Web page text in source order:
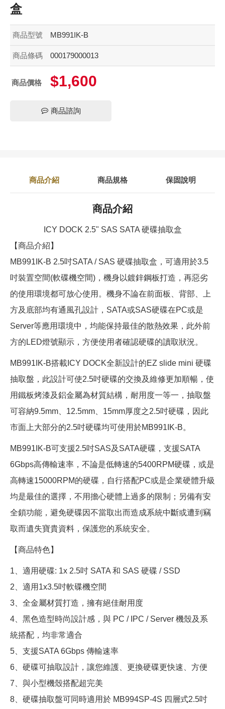
盒
商品型號 MB991IK-B
商品條碼 000179000013
商品價格 $1,600
商品諮詢
商品介紹 商品規格 保固說明
商品介紹
ICY DOCK 2.5" SAS SATA 硬碟抽取盒
【商品介紹】
MB991IK-B 2.5吋SATA / SAS 硬碟抽取盒，可適用於3.5
吋裝置空間(軟碟機空間)，機身以鍍鋅鋼板打造，再惡劣
的使用環境都可放心使用。機身不論在前面板、背部、上
方及底部均有通風孔設計，SATA或SAS硬碟在PC或是
Server等應用環境中，均能保持最佳的散熱效果，此外前
方的LED燈號顯示，方便使用者確認硬碟的讀取狀況。
MB991IK-B搭載ICY DOCK全新設計的EZ slide mini 硬碟
抽取盤，此設計可使2.5吋硬碟的交換及維修更加順暢，使
用鐵板烤漆及鋁金屬為材質結構，耐用度一等一，抽取盤
可容納9.5mm、12.5mm、15mm厚度之2.5吋硬碟，因此
市面上大部分的2.5吋硬碟均可使用於MB991IK-B。
MB991IK-B可支援2.5吋SAS及SATA硬碟，支援SATA
6Gbps高傳輸速率，不論是低轉速的5400RPM硬碟，或是
高轉速15000RPM的硬碟，自行搭配PC或是企業硬體升級
均是最佳的選擇，不用擔心硬體上過多的限制；另備有安
全鎖功能，避免硬碟因不當取出而造成系統中斷或遭到竊
取而遺失寶貴資料，保護您的系統安全。
【商品特色】
1、適用硬碟: 1x 2.5吋 SATA 和 SAS 硬碟 / SSD
2、適用1x3.5吋軟碟機空間
3、全金屬材質打造，擁有絕佳耐用度
4、黑色造型時尚設計感，與 PC / IPC / Server 機殼及系
統搭配，均非常適合
5、支援SATA 6Gbps 傳輸速率
6、硬碟可抽取設計，讓您維護、更換硬碟更快速、方便
7、與小型機殼搭配超完美
8、硬碟抽取盤可同時適用於 MB994SP-4S 四層式2.5吋